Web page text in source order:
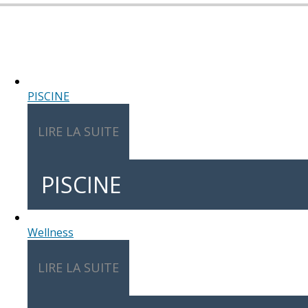
PISCINE
LIRE LA SUITE
PISCINE
Wellness
LIRE LA SUITE